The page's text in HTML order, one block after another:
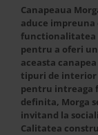
Perne si Pilote
Canapeaua
aduce
functionalitatea
pentru a oferi
aceasta
tipuri de interior
pentru intreaga
definita, Morga
invitand la
Calitatea